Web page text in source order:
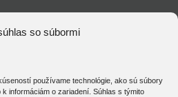
so súbormi
používame technológie, ako sú súbory
informáciám o zariadení. Súhlas s týmito
Kontakt